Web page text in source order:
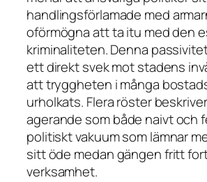
handlingsförlamade med
oförmögna att ta itu med den
kriminaliteten. Denna
ett direkt svek mot stadens
att tryggheten i många
urholkats. Flera röster
agerande som både naivt och
politiskt vakuum som lämnar
sitt öde medan gängen fritt
verksamhet.